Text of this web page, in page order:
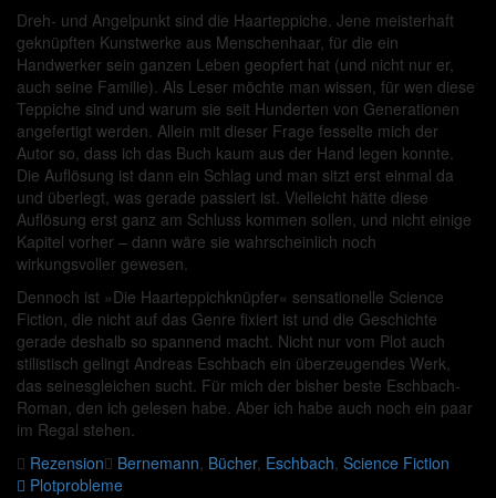
Dreh- und Angelpunkt sind die Haarteppiche. Jene meisterhaft
geknüpften Kunstwerke aus Menschenhaar, für die ein
Handwerker sein ganzen Leben geopfert hat (und nicht nur er,
auch seine Familie). Als Leser möchte man wissen, für wen diese
Teppiche sind und warum sie seit Hunderten von Generationen
angefertigt werden. Allein mit dieser Frage fesselte mich der
Autor so, dass ich das Buch kaum aus der Hand legen konnte.
Die Auflösung ist dann ein Schlag und man sitzt erst einmal da
und überlegt, was gerade passiert ist. Vielleicht hätte diese
Auflösung erst ganz am Schluss kommen sollen, und nicht einige
Kapitel vorher – dann wäre sie wahrscheinlich noch
wirkungsvoller gewesen.
Dennoch ist »Die Haarteppichknüpfer« sensationelle Science
Fiction, die nicht auf das Genre fixiert ist und die Geschichte
gerade deshalb so spannend macht. Nicht nur vom Plot auch
stilistisch gelingt Andreas Eschbach ein überzeugendes Werk,
das seinesgleichen sucht. Für mich der bisher beste Eschbach-
Roman, den ich gelesen habe. Aber ich habe auch noch ein paar
im Regal stehen.
Rezension
Bernemann, Bücher, Eschbach, Science Fiction
Plotprobleme